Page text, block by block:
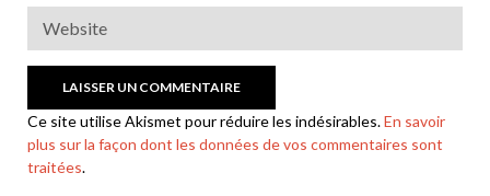
Ce site utilise Akismet pour réduire les indésirables.En savoir
plus sur la façon dont les données de vos commentaires sont
traitées.